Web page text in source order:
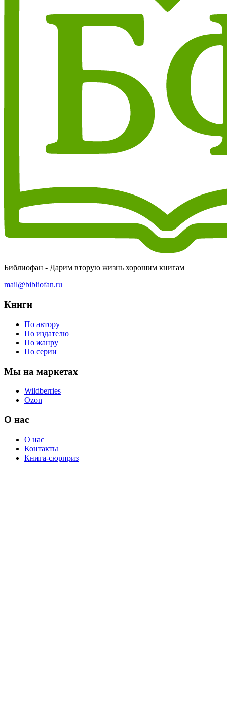
Библиофан - Дарим вторую жизнь хорошим книгам
mail@bibliofan.ru
Книги
По автору
По издателю
По жанру
По серии
Мы на маркетах
Wildberries
Ozon
О нас
О нас
Контакты
Книга-сюрприз